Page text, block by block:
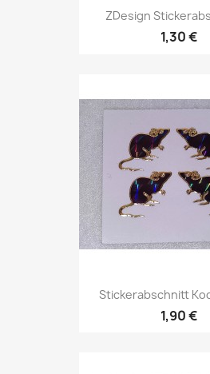
ZDesign
1,30 €
Stickerabschnitt
1,90 €